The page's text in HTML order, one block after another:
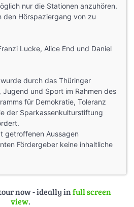
nur die Stationen anzuhören.
den Hörspaziergang von zu
Lucke, Alice End und Daniel
durch das Thüringer
Jugend und Sport im Rahmen des
für Demokratie, Toleranz
der Sparkassenkulturstiftung
getroffenen Aussagen
Fördergeber keine inhaltliche
now - ideally infull screen
view.